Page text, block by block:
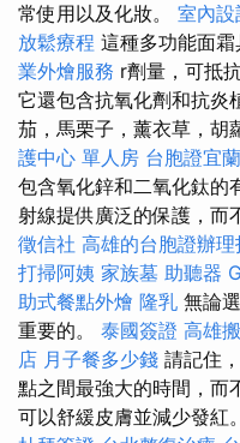
常使用以及化妝。 室內
放鬆療程 這種多功能面
業外燴服務 r劑量，可抵
它還包含抗氧化劑和抗炎
茄，馬栗子，薰衣草，胡
護中心 單人房 台胞證宜蘭
包含氧化鋅和二氧化鈦的
射線提供廣泛的保護，而
徵信社 高雄的台胞證辦理
打掃阿姨 家族墓 助聽器
助式餐點外燴 隆乳 無論
重要的。 泰國簽證 高雄
店 月子餐多少錢 請記住
點之間最強大的時間，而
可以舒緩皮膚並減少發紅